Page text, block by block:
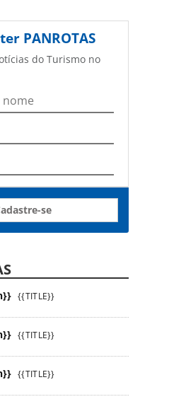
PANROTAS
do Turismo no
se
{{TITLE}}
{{TITLE}}
{{TITLE}}